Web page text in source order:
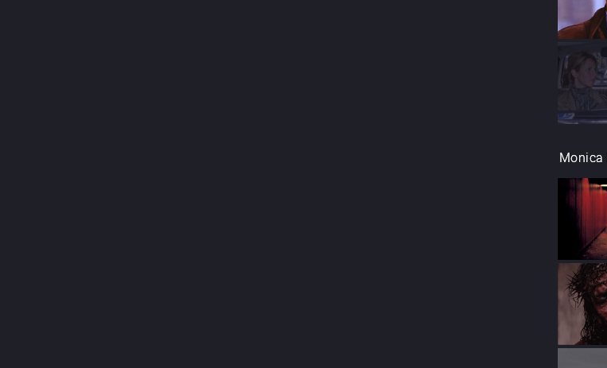
Monica